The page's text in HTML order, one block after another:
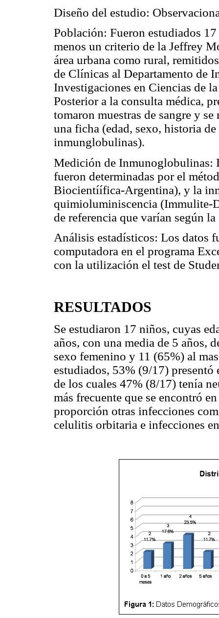
Diseño del estudio:
Población: Fueron estudiados
menos un criterio de la Jeffrey
área urbana como rural,
de Clínicas al Departamento de
Investigaciones en Ciencias de
Posterior a la consulta médica,
tomaron muestras de sangre y
una ficha (edad, sexo, historia
inmunglobulinas).
Medición de
fueron determinadas por el
Biocientíífica-Argentina), y la
quimioluminiscencia (Immulite-
de referencia que varían según
Análisis estadísticos: Los datos
computadora en el programa
con la utilización el test de
RESULTADOS
Se estudiaron 17 niños, cuyas
años, con una media de 5 años,
sexo femenino y 11 (65%) al
estudiados, 53% (9/17) presentó
de los cuales 47% (8/17) tenía
más frecuente que se encontró
proporción otras infecciones
celulitis orbitaria e infecciones